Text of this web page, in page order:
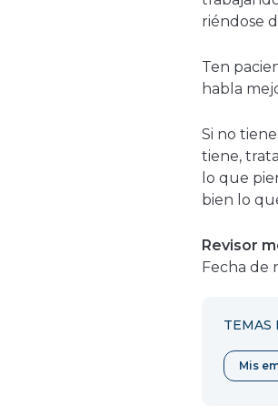
riéndose
Ten
habla
Si no
tiene,
lo que
bien lo
Revisor
Fecha de
TEMAS
Mis